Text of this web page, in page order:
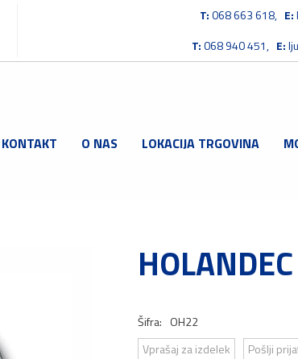
T:068 663 618, E:
T:068 940 451, E:
KONTAKT O NAS LOKACIJA TRGOVINA
Šifra: OH22
Vprašaj za izdelek
Pošlji